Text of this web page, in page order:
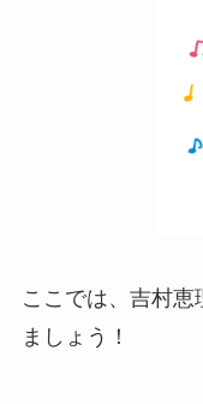
ここでは、吉村
ましょう！